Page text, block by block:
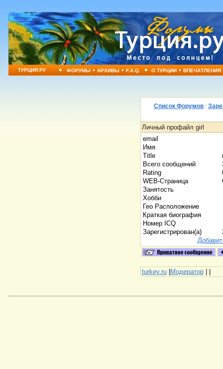
ТУРЦИЯ.РУ • ФОРУМЫ•АРХИВЫ•F.A.Q. • О ТУРЦИИ•ВПЕЧАТЛЕНИЯ
Список Форумов
Личный профайл girl
email
Имя
Title
Всего сообщений
Rating
WEB-Страница
Занятость
Хобби
Гео Расположение
Краткая биография
Номер ICQ
Зарегистрирован(а)
turkey.ru|Модератор| |